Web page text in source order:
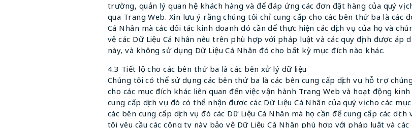
trường, quản lý quan hệ khách hàng và để đáp ứng các đơn đặt hàng của quý vị
qua Trang Web. Xin lưu ý rằng chúng tôi chỉ cung cấp cho các bên thứ ba là các
Cá Nhân mà các đối tác kinh doanh đó cần để thực hiện các dịch vụ của họ và
vệ các Dữ Liệu Cá Nhân nêu trên phù hợp với pháp luật và các quy định được áp
này, và không sử dụng Dữ Liệu Cá Nhân đó cho bất kỳ mục đích nào khác.
4.3 Tiết lộ cho các bên thứ ba là các bên xử lý dữ liệu
Chúng tôi có thể sử dụng các bên thứ ba là các bên cung cấp dịch vụ hỗ trợ
cho các mục đích khác liên quan đến việc vận hành Trang Web và hoạt động
cung cấp dịch vụ đó có thể nhận được các Dữ Liệu Cá Nhân của quý vị cho các
các bên cung cấp dịch vụ đó các Dữ Liệu Cá Nhân mà họ cần để cung cấp các
tôi yêu cầu các công ty này bảo vệ Dữ Liệu Cá Nhân phù hợp với pháp luật và